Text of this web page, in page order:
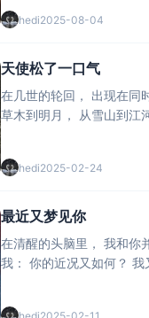
hedi2025-08-04
天使松了一口气
在几世的轮回， 出现在同时空。 只是相认与否， 是最大未知数。 循着前世习惯， 她用毛笔写诗。 读罢动心起念， 闪过前世记忆。 从春花到秋果， 从
hedi2025-02-24
最近又梦见你
在清醒的头脑里， 我和你并不相识。 你何必一遍遍地， 出现在我的梦境。 醒来时， 我就知道我不爱你。 在梦里， 你也知道你不爱我。 你又为何告诉
hedi2025-02-11